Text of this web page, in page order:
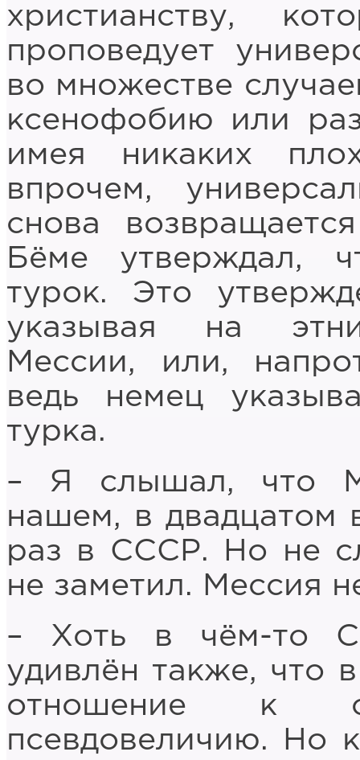
христианству,
проповедует
во множестве
ксенофобию или
имея никаких
впрочем,
снова
Бёме утверждал,
турок. Это
указывая на
Мессии, или,
ведь немец
турка.
– Я слышал, что
нашем, в двадцатом
раз в СССР. Но не
не заметил. Мессия
– Хоть в чём-то
удивлён также, что
отношение к
псевдовеличию. Но